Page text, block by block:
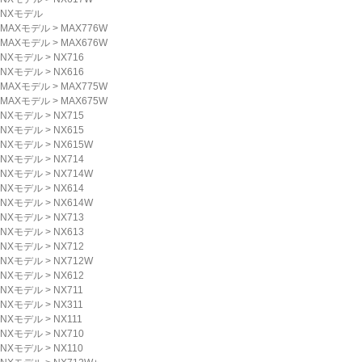
NXモデル
MAXモデル > MAX776W
MAXモデル > MAX676W
NXモデル > NX716
NXモデル > NX616
MAXモデル > MAX775W
MAXモデル > MAX675W
NXモデル > NX715
NXモデル > NX615
NXモデル > NX615W
NXモデル > NX714
NXモデル > NX714W
NXモデル > NX614
NXモデル > NX614W
NXモデル > NX713
NXモデル > NX613
NXモデル > NX712
NXモデル > NX712W
NXモデル > NX612
NXモデル > NX711
NXモデル > NX311
NXモデル > NX111
NXモデル > NX710
NXモデル > NX110